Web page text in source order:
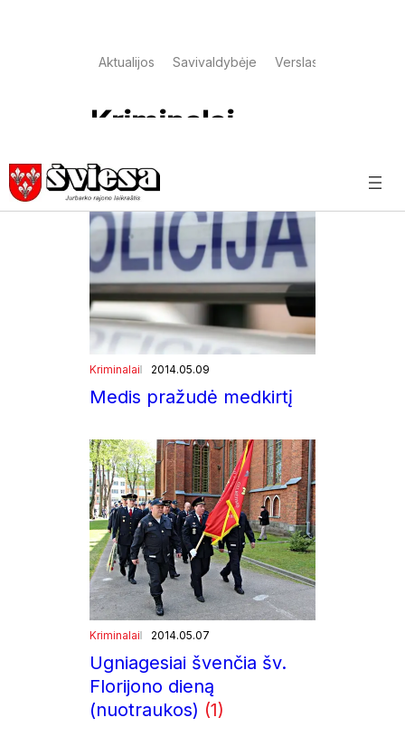
Aktualijos Savivaldybėje Verslas
Kriminalai
Kriminalai 2014.05.09
Medis pražudė medkirtį
Kriminalai 2014.05.07
Ugniagesiai švenčia šv.
Florijono dieną
(nuotraukos) (1)